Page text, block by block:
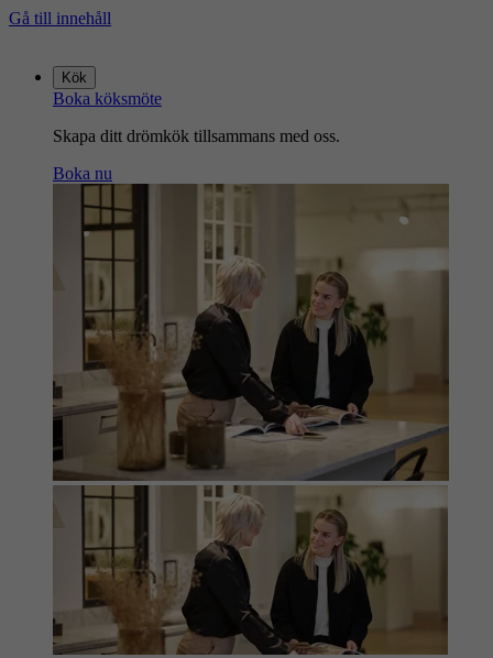
Gå till innehåll
startsidan
Kök
Boka köksmöte
Skapa ditt drömkök tillsammans med oss.
Boka nu